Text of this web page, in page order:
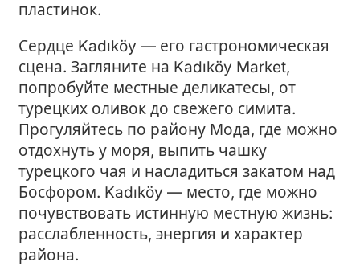
пластинок.
Сердце Kadıköy — его гастрономическая
сцена. Загляните на Kadıköy Market,
попробуйте местные деликатесы, от
турецких оливок до свежего симита.
Прогуляйтесь по району Мода, где можно
отдохнуть у моря, выпить чашку
турецкого чая и насладиться закатом над
Босфором. Kadıköy — место, где можно
почувствовать истинную местную жизнь:
расслабленность, энергия и характер
района.